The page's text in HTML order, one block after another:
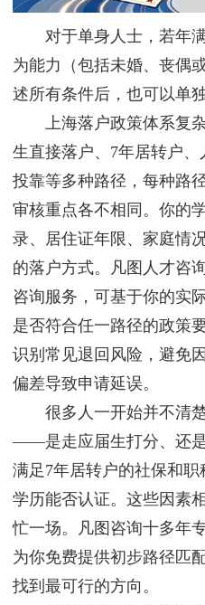
对于单身人士，若年满
为能力（包括未婚、丧偶
述所有条件后，也可以单独
上海落户政策体系复杂
生直接落户、7年居转户
投靠等多种路径，每种路
审核重点各不相同。你的
录、居住证年限、家庭情
的落户方式。凡图人才咨
咨询服务，可基于你的实
是否符合任一路径的政策
识别常见退回风险，避免
偏差导致申请延误。
很多人一开始并不清楚
——是走应届生打分、还
满足7年居转户的社保和
学历能否认证。这些因素
忙一场。凡图咨询十多年
为你免费提供初步路径匹
找到最可行的方向。